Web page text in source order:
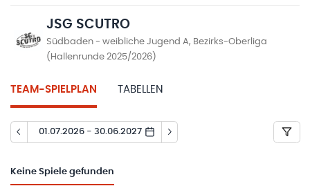
JSG SCUTRO
Südbaden - weibliche Jugend A, Bezirks-Oberliga
(Hallenrunde 2025/2026)
TEAM-SPIELPLAN TABELLEN
01.07.2026 - 30.06.2027
Keine Spiele gefunden